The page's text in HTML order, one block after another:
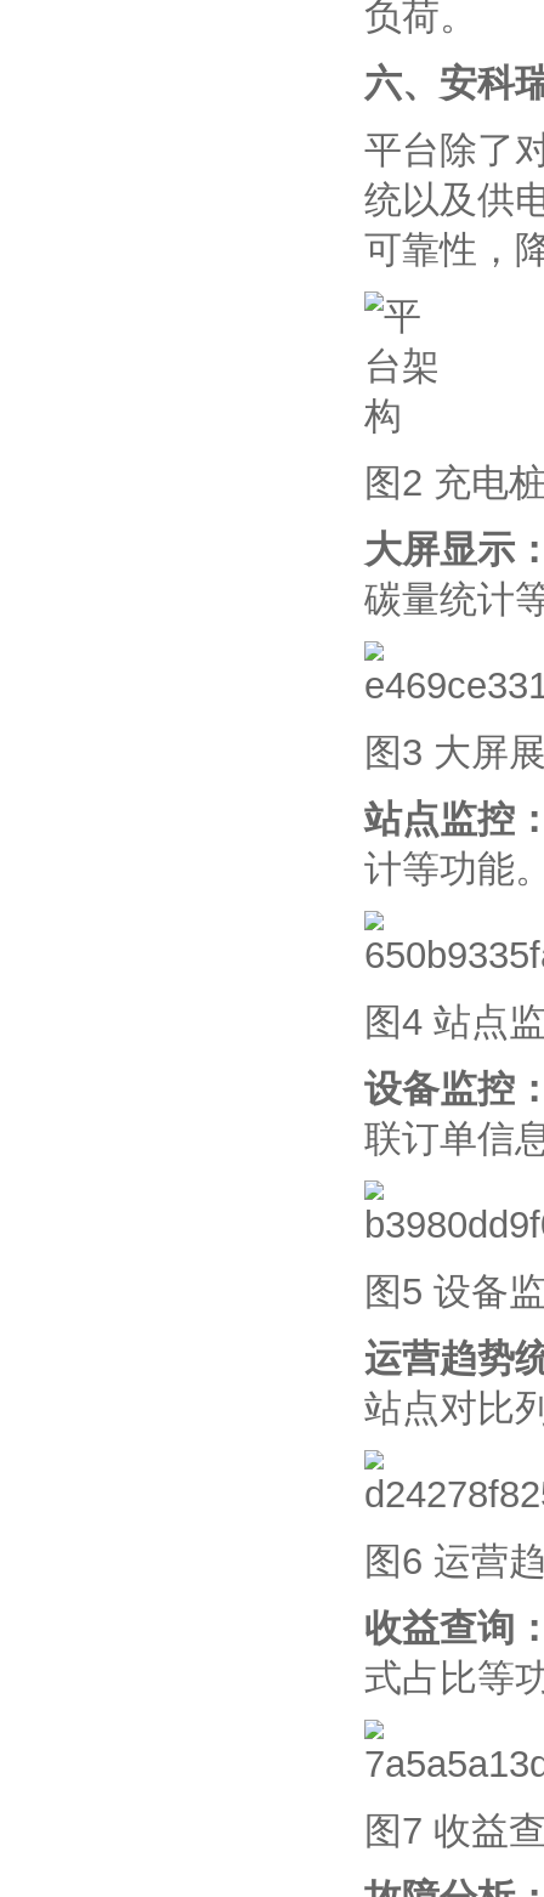
负荷。
六、安科
平台除了
统以及供
可靠性，
图2 充电
大屏显示
碳量统计
图3 大屏
站点监控
计等功能
图4 站点
设备监控
联订单信
图5 设备
运营趋势
站点对比
图6 运营
收益查询
式占比等
图7 收益